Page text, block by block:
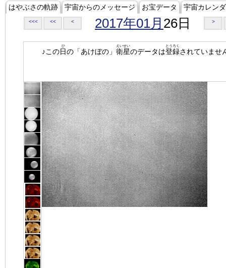
はやぶさの軌跡 宇宙からのメッセージ お宝データ 宇宙カレン
<<< << < 2017年01月 26日 >
♪この日
ひ
の「あけぼの」 衛星
えいせい
のデータは登録
とうろく
されていませ